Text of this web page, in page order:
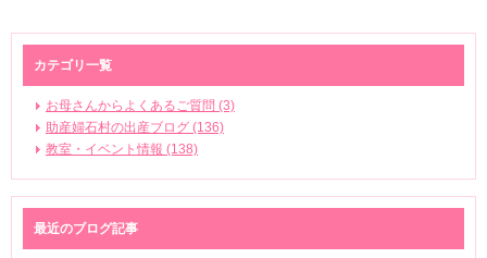
カテゴリ一覧
お母さんからよくあるご質問 (3)
助産婦石村の出産ブログ (136)
教室・イベント情報 (138)
最近のブログ記事